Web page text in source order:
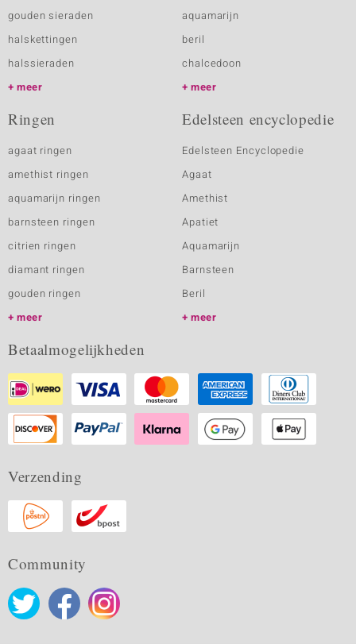
gouden sieraden
halskettingen
halssieraden
meer
aquamarijn
beril
chalcedoon
meer
Ringen
agaat ringen
amethist ringen
aquamarijn ringen
barnsteen ringen
citrien ringen
diamant ringen
gouden ringen
meer
Edelsteen encyclopedie
Edelsteen Encyclopedie
Agaat
Amethist
Apatiet
Aquamarijn
Barnsteen
Beril
meer
Betaalmogelijkheden
Verzending
Community